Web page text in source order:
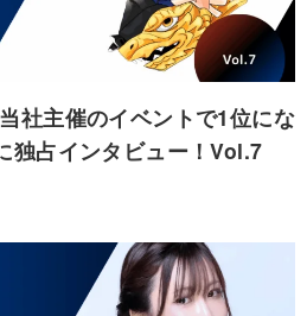
社主催のイベントで1位にな
独占インタビュー！Vol.7